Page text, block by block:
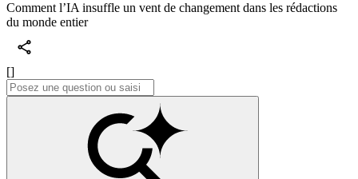
Comment l’IA insuffle un vent de changement dans les rédactions
du monde entier
[]